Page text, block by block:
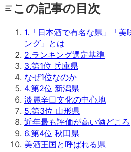
この記事の目次
1. 「日本酒で有名な県」「
ング」とは
2.ランキング選定基準
3.第1位 兵庫県
なぜ1位なのか
4.第2位 新潟県
淡麗辛口文化の中心地
5.第3位 山形県
近年最も評価が高い酒どころ
6.第4位 秋田県
美酒王国と呼ばれる県